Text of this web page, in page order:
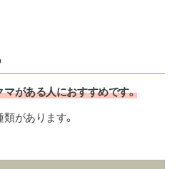
がある人におすすめです。
があります。